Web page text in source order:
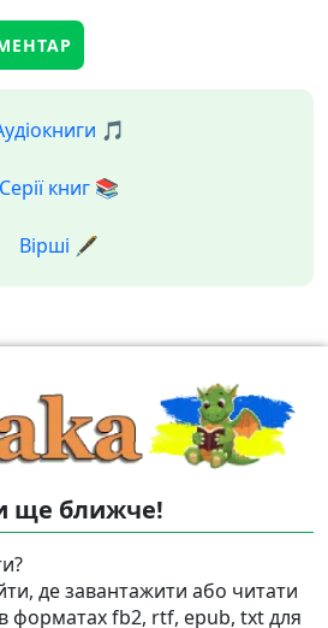
🎵
Серії книг 📚
Вірші 🖋️
ще ближче!
де завантажити або читати
форматах fb2, rtf, epub, txt для